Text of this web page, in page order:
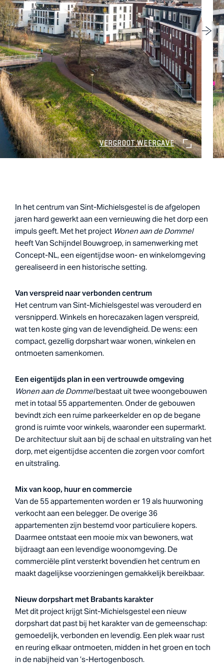
VERGROOT WEERGAVE
In het centrum van Sint-Michielsgestel is de afgelopen
jaren hard gewerkt aan een vernieuwing die het dorp een
impuls geeft. Met het projectWonen aan de Dommel
heeft Van Schijndel Bouwgroep, in samenwerking met
Concept-NL, een eigentijdse woon- en winkelomgeving
gerealiseerd in een historische setting.
Van verspreid naar verbonden centrum
Het centrum van Sint-Michielsgestel was verouderd en
versnipperd. Winkels en horecazaken lagen verspreid,
wat ten koste ging van de levendigheid. De wens: een
compact, gezellig dorpshart waar wonen, winkelen en
ontmoeten samenkomen.
Een eigentijds plan in een vertrouwde omgeving
Wonen aan de Dommelbestaat uit twee woongebouwen
met in totaal 55 appartementen. Onder de gebouwen
bevindt zich een ruime parkeerkelder en op de begane
grond is ruimte voor winkels, waaronder een supermarkt.
De architectuur sluit aan bij de schaal en uitstraling van het
dorp, met eigentijdse accenten die zorgen voor comfort
en uitstraling.
Mix van koop, huur en commercie
Van de 55 appartementen worden er 19 als huurwoning
verkocht aan een belegger. De overige 36
appartementen zijn bestemd voor particuliere kopers.
Daarmee ontstaat een mooie mix van bewoners, wat
bijdraagt aan een levendige woonomgeving. De
commerciële plint versterkt bovendien het centrum en
maakt dagelijkse voorzieningen gemakkelijk bereikbaar.
Nieuw dorpshart met Brabants karakter
Met dit project krijgt Sint-Michielsgestel een nieuw
dorpshart dat past bij het karakter van de gemeenschap:
gemoedelijk, verbonden en levendig. Een plek waar rust
en reuring elkaar ontmoeten, midden in het groen en toch
in de nabijheid van ’s-Hertogenbosch.